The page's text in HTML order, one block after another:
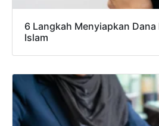
6 Langkah Menyiapkan
Islam